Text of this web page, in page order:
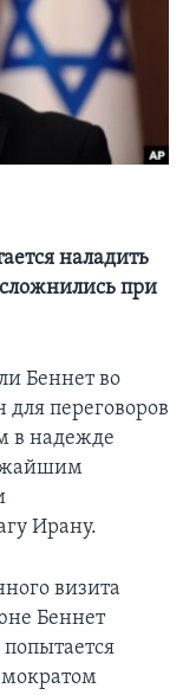
наладить
при
Беннет во
для переговоров
в надежде
Ирану.
визита
Беннет